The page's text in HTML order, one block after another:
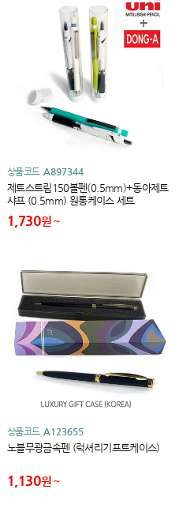
상품코드 A897344
제트스트림150볼펜(0.5mm)+동아제트
샤프 (0.5mm) 원통케이스 세트
1,730원
상품코드 A123655
노블무광금속펜 (럭셔리기프트케이스)
1,130원